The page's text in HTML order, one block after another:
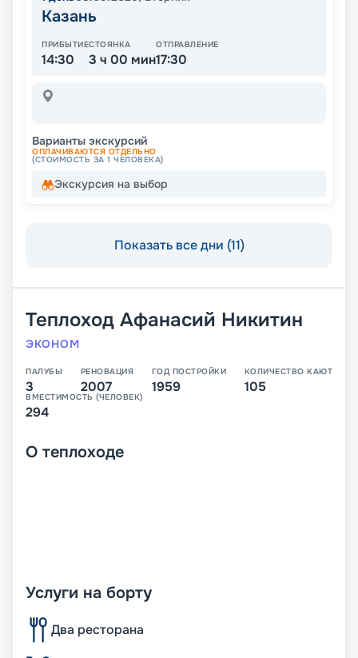
Казань
ПРИБЫТИЕ
14:30
СТОЯНКА
3 ч 00 мин
ОТПРАВЛЕНИЕ
17:30
Варианты экскурсий
ОПЛАЧИВАЮТСЯ ОТДЕЛЬНО
(СТОИМОСТЬ ЗА 1 ЧЕЛОВЕКА)
Экскурсия на выбор
Показать все дни (11)
Теплоход Афанасий Никитин
ЭКОНОМ
ПАЛУБЫ
3
РЕНОВАЦИЯ
2007
ГОД ПОСТРОЙКИ
1959
КОЛИЧЕСТВО КАЮТ
105
ВМЕСТИМОСТЬ (ЧЕЛОВЕК)
294
О теплоходе
Услуги на борту
Два ресторана